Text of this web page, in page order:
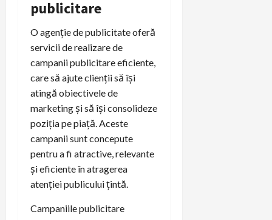
publicitare
O agenție de publicitate oferă
servicii de realizare de
campanii publicitare eficiente,
care să ajute clienții să își
atingă obiectivele de
marketing și să își consolideze
poziția pe piață. Aceste
campanii sunt concepute
pentru a fi atractive, relevante
și eficiente în atragerea
atenției publicului țintă.
Campaniile publicitare